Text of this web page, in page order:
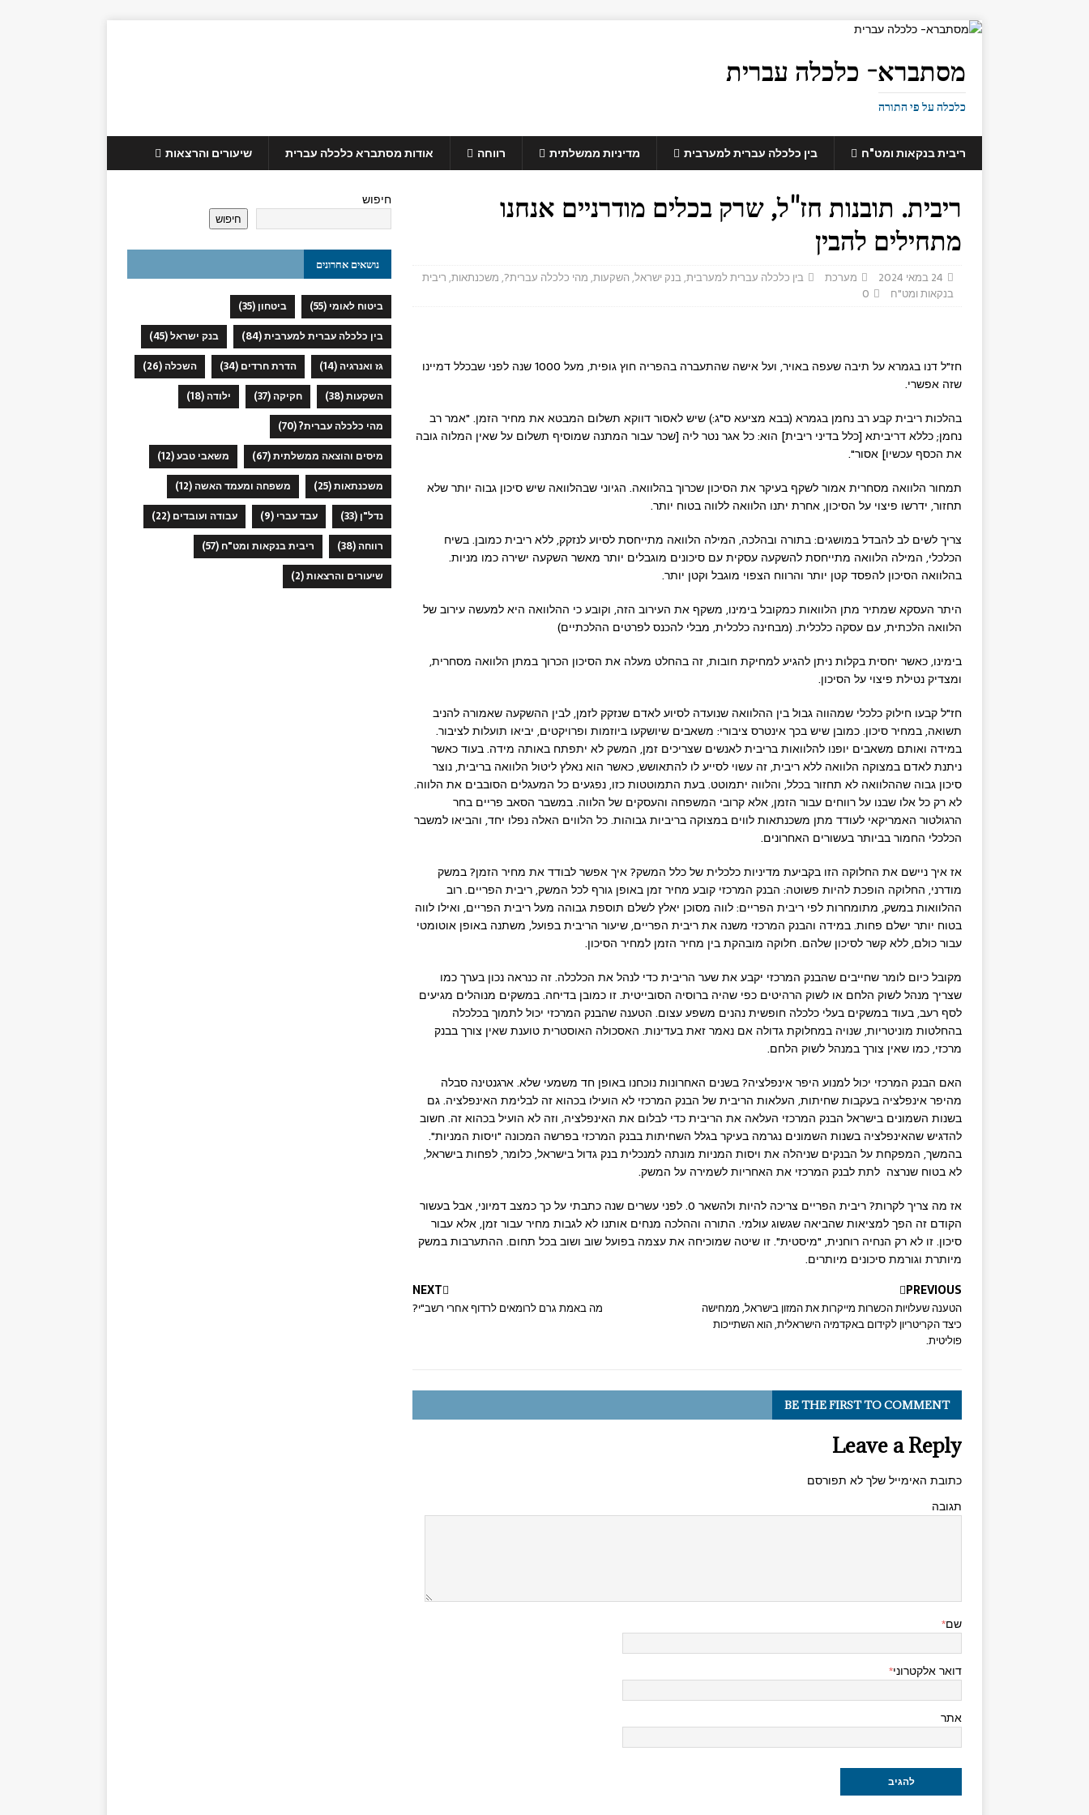
מסתברא- כלכלה עברית
כלכלה על פי התורה
ריבית בנקאות ומט"ח בין כלכלה עברית למערבית מדיניות ממשלתית רווחה אודות מסתברא כלכלה עברית שיעורים והרצאות
ריבית. תובנות חז"ל, שרק בכלים מודרניים אנחנו
מתחילים להבין
24 במאי 2024 מערכת בין כלכלה עברית למערבית,בנק ישראל,השקעות,מהי כלכלה עברית?,משכנתאות,ריבית
בנקאות ומט"ח
0
חז"ל דנו בגמרא על תיבה שעפה באויר, ועל אישה שהתעברה בהפריה חוץ גופית, מעל 1000 שנה לפני שבכלל דמיינו
שזה אפשרי.
בהלכות ריבית קבע רב נחמן בגמרא (בבא מציעא ס"ג:) שיש לאסור דווקא תשלום המבטא את מחיר הזמן. "אמר רב
נחמן; כללא דריביתא [כלל בדיני ריבית] הוא: כל אגר נטר ליה [שכר עבור המתנה שמוסיף תשלום על שאין המלוה גובה
את הכסף עכשיו] אסור".
תמחור הלוואה מסחרית אמור לשקף בעיקר את הסיכון שכרוך בהלוואה. הגיוני שבהלוואה שיש סיכון גבוה יותר שלא
תחזור, ידרשו פיצוי על הסיכון, אחרת יתנו הלוואה ללווה בטוח יותר.
צריך לשים לב להבדל במושגים: בתורה ובהלכה, המילה הלוואה מתייחסת לסיוע לנזקק, ללא ריבית כמובן. בשיח
הכלכלי, המילה הלוואה מתייחסת להשקעה עסקית עם סיכונים מוגבלים יותר מאשר השקעה ישירה כמו מניות.
בהלוואה הסיכון להפסד קטן יותר והרווח הצפוי מוגבל וקטן יותר.
היתר העסקא שמתיר מתן הלוואות כמקובל בימינו, משקף את העירוב הזה, וקובע כי ההלוואה היא למעשה עירוב של
הלוואה הלכתית, עם עסקה כלכלית. (מבחינה כלכלית, מבלי להכנס לפרטים ההלכתיים)
בימינו, כאשר יחסית בקלות ניתן להגיע למחיקת חובות, זה בהחלט מעלה את הסיכון הכרוך במתן הלוואה מסחרית,
ומצדיק נטילת פיצוי על הסיכון.
חז"ל קבעו חילוק כלכלי שמהווה גבול בין ההלוואה שנועדה לסיוע לאדם שנזקק לזמן, לבין ההשקעה שאמורה להניב
תשואה, במחיר סיכון. כמובן שיש בכך אינטרס ציבורי: משאבים שיושקעו ביוזמות ופרויקטים, יביאו תועלות לציבור.
במידה ואותם משאבים יופנו להלוואות בריבית לאנשים שצריכים זמן, המשק לא יתפתח באותה מידה. בעוד כאשר
ניתנת לאדם במצוקה הלוואה ללא ריבית, זה עשוי לסייע לו להתאושש, כאשר הוא נאלץ ליטול הלוואה בריבית, נוצר
סיכון גבוה שההלוואה לא תחזור בכלל, והלווה יתמוטט. בעת התמוטטות כזו, נפגעים כל המעגלים הסובבים את הלווה.
לא רק כל אלו שבנו על רווחים עבור הזמן, אלא קרובי המשפחה והעסקים של הלווה. במשבר הסאב פריים בחר
הרגולטור האמריקאי לעודד מתן משכנתאות לווים במצוקה בריביות גבוהות. כל הלווים האלה נפלו יחד, והביאו למשבר
הכלכלי החמור בביותר בעשורים האחרונים.
אז איך ניישם את החלוקה הזו בקביעת מדיניות כלכלית של כלל המשק? איך אפשר לבודד את מחיר הזמן? במשק
מודרני, החלוקה הופכת להיות פשוטה: הבנק המרכזי קובע מחיר זמן באופן גורף לכל המשק, ריבית הפריים. רוב
ההלוואות במשק, מתומחרות לפי ריבית הפריים: לווה מסוכן יאלץ לשלם תוספת גבוהה מעל ריבית הפריים, ואילו לווה
בטוח יותר ישלם פחות. במידה והבנק המרכזי משנה את ריבית הפריים, שיעור הריבית בפועל, משתנה באופן אוטומטי
עבור כולם, ללא קשר לסיכון שלהם. חלוקה מובהקת בין מחיר הזמן למחיר הסיכון.
מקובל כיום לומר שחייבים שהבנק המרכזי יקבע את שער הריבית כדי לנהל את הכלכלה. זה כנראה נכון בערך כמו
שצריך מנהל לשוק הלחם או לשוק הרהיטים כפי שהיה ברוסיה הסובייטית. זו כמובן בדיחה. במשקים מנוהלים מגיעים
לסף רעב, בעוד במשקים בעלי כלכלה חופשית נהנים משפע עצום. הטענה שהבנק המרכזי יכול לתמוך בכלכלה
בהחלטות מוניטריות, שנויה במחלוקת גדולה אם נאמר זאת בעדינות. האסכולה האוסטרית טוענת שאין צורך בבנק
מרכזי, כמו שאין צורך במנהל לשוק הלחם.
האם הבנק המרכזי יכול למנוע היפר אינפלציה? בשנים האחרונות נוכחנו באופן חד משמעי שלא. ארגנטינה סבלה
מהיפר אינפלציה בעקבות שחיתות, העלאות הריבית של הבנק המרכזי לא הועילו בכהוא זה לבלימת האינפלציה. גם
בשנות השמונים בישראל הבנק המרכזי העלאה את הריבית כדי לבלום את האינפלציה, וזה לא הועיל בכהוא זה. חשוב
להדגיש שהאינפלציה בשנות השמונים נגרמה בעיקר בגלל השחיתות בבנק המרכזי בפרשה המכונה "ויסות המניות".
בהמשך, המפקחת על הבנקים שניהלה את ויסות המניות מונתה למנכלית בנק גדול בישראל, כלומר, לפחות בישראל,
לא בטוח שנרצה לתת לבנק המרכזי את האחריות לשמירה על המשק.
אז מה צריך לקרות? ריבית הפריים צריכה להיות ולהשאר 0. לפני עשרים שנה כתבתי על כך כמצב דמיוני, אבל בעשור
הקודם זה הפך למציאות שהביאה שגשוג עולמי. התורה וההלכה מנחים אותנו לא לגבות מחיר עבור זמן, אלא עבור
סיכון. זו לא רק הנחיה רוחנית, "מיסטית". זו שיטה שמוכיחה את עצמה בפועל שוב ושוב בכל תחום. ההתערבות במשק
מיותרת וגורמת סיכונים מיותרים.
PREVIOUS
הטענה שעלויות הכשרות מייקרות את המזון בישראל, ממחישה
כיצד הקריטריון לקידום באקדמיה הישראלית, הוא השתייכות
פוליטית.
NEXT
מה באמת גרם לרומאים לרדוף אחרי רשב"י?
BE THE FIRST TO COMMENT
Leave a Reply
כתובת האימייל שלך לא תפורסם
תגובה
שם*
דואר אלקטרוני*
אתר
חיפוש
חיפוש
נושאים אחרונים
ביטוח לאומי (55) ביטחון (35)
בין כלכלה עברית למערבית(84) בנק ישראל(45)
גז ואנרגיה(14) הדרת חרדים (34) השכלה(26)
השקעות(38) חקיקה(37) ילודה(18)
מהי כלכלה עברית?(70)
מיסים והוצאה ממשלתית(67) משאבי טבע(12)
משכנתאות(25) משפחה ומעמד האשה(12)
נדל"ן (33) עבד עברי (9) עבודה ועובדים (22)
רווחה(38) ריבית בנקאות ומט"ח (57)
שיעורים והרצאות(2)